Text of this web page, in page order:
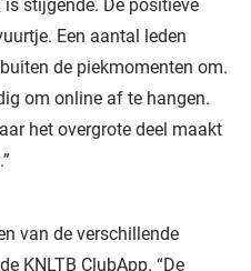
stijgende. De positieve
Een aantal leden
de piekmomenten om.
om online af te hangen.
het overgrote deel maakt
van de verschillende
KNLTB ClubApp. “De